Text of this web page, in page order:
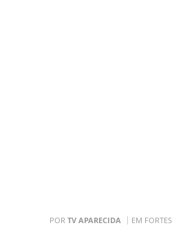
POR TV APARECIDA EM